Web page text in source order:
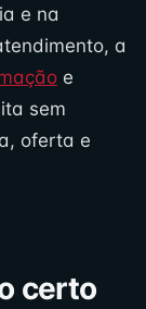
e na
a
e
sem
oferta e
certo